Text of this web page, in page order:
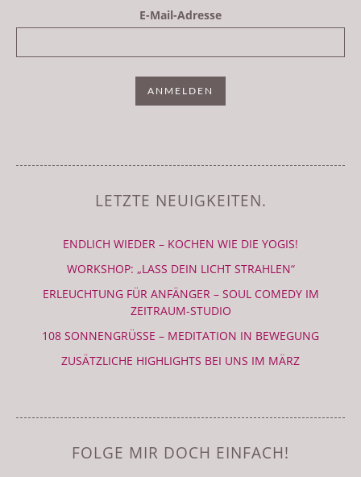
E-Mail-Adresse
LETZTE NEUIGKEITEN.
ENDLICH WIEDER – KOCHEN WIE DIE YOGIS!
WORKSHOP: „LASS DEIN LICHT STRAHLEN“
ERLEUCHTUNG FÜR ANFÄNGER – SOUL COMEDY IM
ZEITRAUM-STUDIO
108 SONNENGRÜSSE – MEDITATION IN BEWEGUNG
ZUSÄTZLICHE HIGHLIGHTS BEI UNS IM MÄRZ
FOLGE MIR DOCH EINFACH!